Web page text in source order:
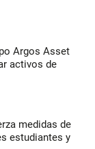
Argos Asset
activos de
medidas de
estudiantes y